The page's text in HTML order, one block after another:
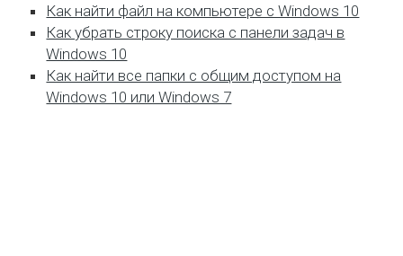
Как найти файл на компьютере с Windows 10
Как убрать строку поиска с панели задач в
Windows 10
Как найти все папки с общим доступом на
Windows 10 или Windows 7